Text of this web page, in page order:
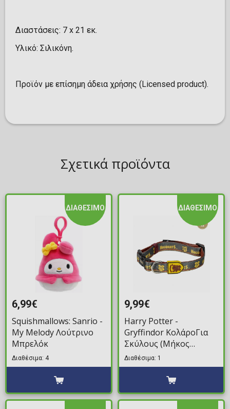
Διαστάσεις: 7 x 21 εκ.
Υλικό: Σιλικόνη.
Προϊόν με επίσημη άδεια χρήσης (Licensed product).
Σχετικά προϊόντα
ΔΙΑΘΕΣΙΜΟ
6,99€
Squishmallows: Sanrio -
My Melody Λούτρινο
Μπρελόκ
Διαθέσιμα: 4
ΔΙΑΘΕΣΙΜΟ
9,99€
Harry Potter -
Gryffindor ΚολάροΓια
Σκύλους (Μήκος
Λαιμού: 18-30cm)
Διαθέσιμα: 1